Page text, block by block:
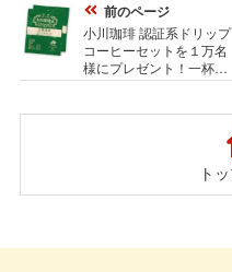
前のページ
小川珈琲 認証系ドリップ
コーヒーセットを１万名
様にプレゼント！一杯の
コーヒーからできること
ト